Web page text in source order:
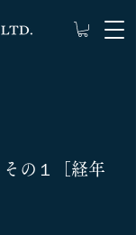
の１［経年